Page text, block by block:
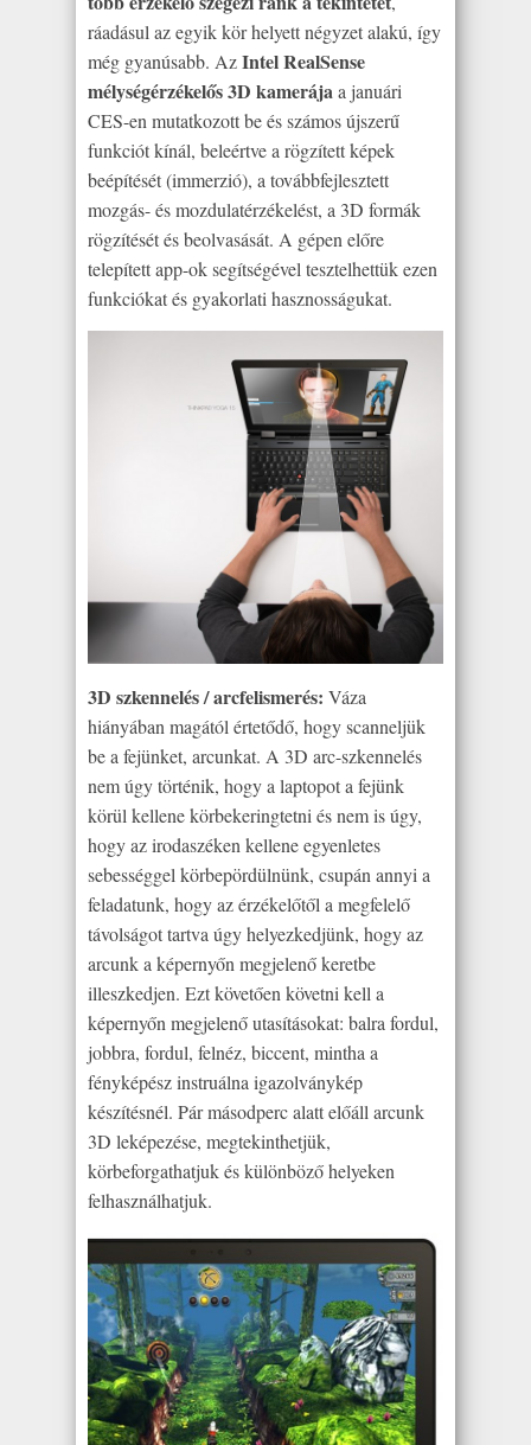
ráadásul az egyik kör helyett négyzet alakú, így
még gyanúsabb. AzIntel RealSense
mélységérzékelős 3D kamerájaa januári
CES-en mutatkozott be és számos újszerű
funkciót kínál, beleértve a rögzített képek
beépítését (immerzió), a továbbfejlesztett
mozgás- és mozdulatérzékelést, a 3D formák
rögzítését és beolvasását. A gépen előre
telepített app-ok segítségével tesztelhettük ezen
funkciókat és gyakorlati hasznosságukat.
3D szkennelés / arcfelismerés: Váza
hiányában magától értetődő, hogy scanneljük
be a fejünket, arcunkat. A 3D arc-szkennelés
nem úgy történik, hogy a laptopot a fejünk
körül kellene körbekeringtetni és nem is úgy,
hogy az irodaszéken kellene egyenletes
sebességgel körbepördülnünk, csupán annyi a
feladatunk, hogy az érzékelőtől a megfelelő
távolságot tartva úgy helyezkedjünk, hogy az
arcunk a képernyőn megjelenő keretbe
illeszkedjen. Ezt követően követni kell a
képernyőn megjelenő utasításokat: balra fordul,
jobbra, fordul, felnéz, biccent, mintha a
fényképész instruálna igazolványkép
készítésnél. Pár másodperc alatt előáll arcunk
3D leképezése, megtekinthetjük,
körbeforgathatjuk és különböző helyeken
felhasználhatjuk.